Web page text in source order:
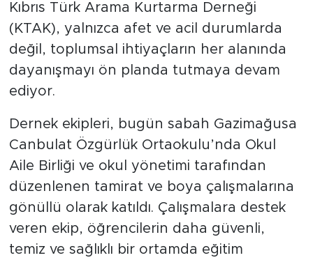
Kıbrıs Türk Arama Kurtarma Derneği
(KTAK), yalnızca afet ve acil durumlarda
değil, toplumsal ihtiyaçların her alanında
dayanışmayı ön planda tutmaya devam
ediyor.
Dernek ekipleri, bugün sabah Gazimağusa
Canbulat Özgürlük Ortaokulu’nda Okul
Aile Birliği ve okul yönetimi tarafından
düzenlenen tamirat ve boya çalışmalarına
gönüllü olarak katıldı. Çalışmalara destek
veren ekip, öğrencilerin daha güvenli,
temiz ve sağlıklı bir ortamda eğitim